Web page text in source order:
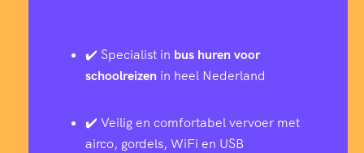
✔️ Specialist in bus huren voor
schoolreizen in heel Nederland
✔️ Veilig en comfortabel vervoer met
airco, gordels, WiFi en USB